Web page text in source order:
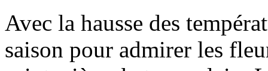
Avec la hausse des
saison pour admirer les